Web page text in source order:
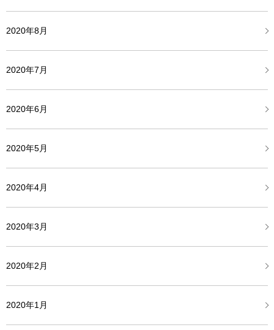
2020年8月
2020年7月
2020年6月
2020年5月
2020年4月
2020年3月
2020年2月
2020年1月